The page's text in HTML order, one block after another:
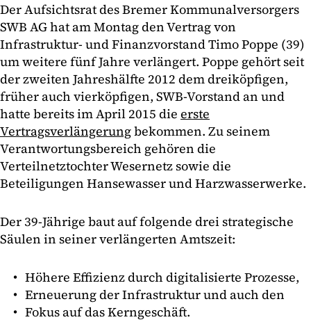
Der Aufsichtsrat des Bremer Kommunalversorgers
SWB AG hat am Montag den Vertrag von
Infrastruktur- und Finanzvorstand Timo Poppe (39)
um weitere fünf Jahre verlängert. Poppe gehört seit
der zweiten Jahreshälfte 2012 dem dreiköpfigen,
früher auch vierköpfigen, SWB-Vorstand an und
hatte bereits im April 2015 die erste
Vertragsverlängerungbekommen. Zu seinem
Verantwortungsbereich gehören die
Verteilnetztochter Wesernetz sowie die
Beteiligungen Hansewasser und Harzwasserwerke.
Der 39-Jährige baut auf folgende drei strategische
Säulen in seiner verlängerten Amtszeit:
Höhere Effizienz durch digitalisierte Prozesse,
Erneuerung der Infrastruktur und auch den
Fokus auf das Kerngeschäft.